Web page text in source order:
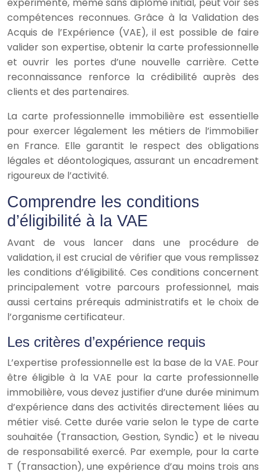
compétences reconnues. Grâce à la Validation des
Acquis de l’Expérience (VAE), il est possible de faire
valider son expertise, obtenir la carte professionnelle
et ouvrir les portes d’une nouvelle carrière. Cette
reconnaissance renforce la crédibilité auprès des
clients et des partenaires.
La carte professionnelle immobilière est essentielle
pour exercer légalement les métiers de l’immobilier
en France. Elle garantit le respect des obligations
légales et déontologiques, assurant un encadrement
rigoureux de l’activité.
Comprendre les conditions
d’éligibilité à la VAE
Avant de vous lancer dans une procédure de
validation, il est crucial de vérifier que vous remplissez
les conditions d’éligibilité. Ces conditions concernent
principalement votre parcours professionnel, mais
aussi certains prérequis administratifs et le choix de
l’organisme certificateur.
Les critères d’expérience requis
L’expertise professionnelle est la base de la VAE. Pour
être éligible à la VAE pour la carte professionnelle
immobilière, vous devez justifier d’une durée minimum
d’expérience dans des activités directement liées au
métier visé. Cette durée varie selon le type de carte
souhaitée (Transaction, Gestion, Syndic) et le niveau
de responsabilité exercé. Par exemple, pour la carte
T (Transaction), une expérience d’au moins trois ans